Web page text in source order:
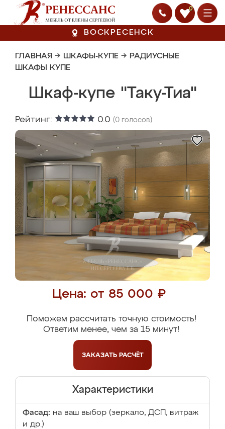
0
ВОСКРЕСЕНСК
ГЛАВНАЯ → ШКАФЫ-КУПЕ → РАДИУСНЫЕ
ШКАФЫ КУПЕ
Шкаф-купе "Таку-Тиа"
Рейтинг: 0.0 (0 голосов)
Цена: от 85 000 ₽
Поможем рассчитать точную стоимость!
Ответим менее, чем за 15 минут!
ЗАКАЗАТЬ РАСЧЁТ
Характеристики
Фасад: на ваш выбор (зеркало, ДСП, витраж
и др.)